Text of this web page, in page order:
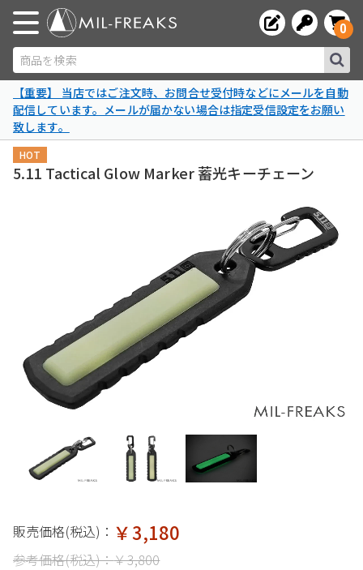
商品を検索
0
【重要】 当店ではご注文時、お問合せ受付時などにメールを自動
配信しています。メールが届かない場合は指定受信設定をお願い
致します。
HOT
5.11 Tactical Glow Marker 蓄光キーチェーン
販売価格(税込)： ￥3,180
参考価格(税込)：￥3,800